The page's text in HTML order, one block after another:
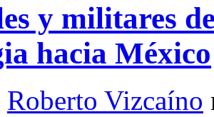
y militares
hacia México
Roberto Vizcaíno